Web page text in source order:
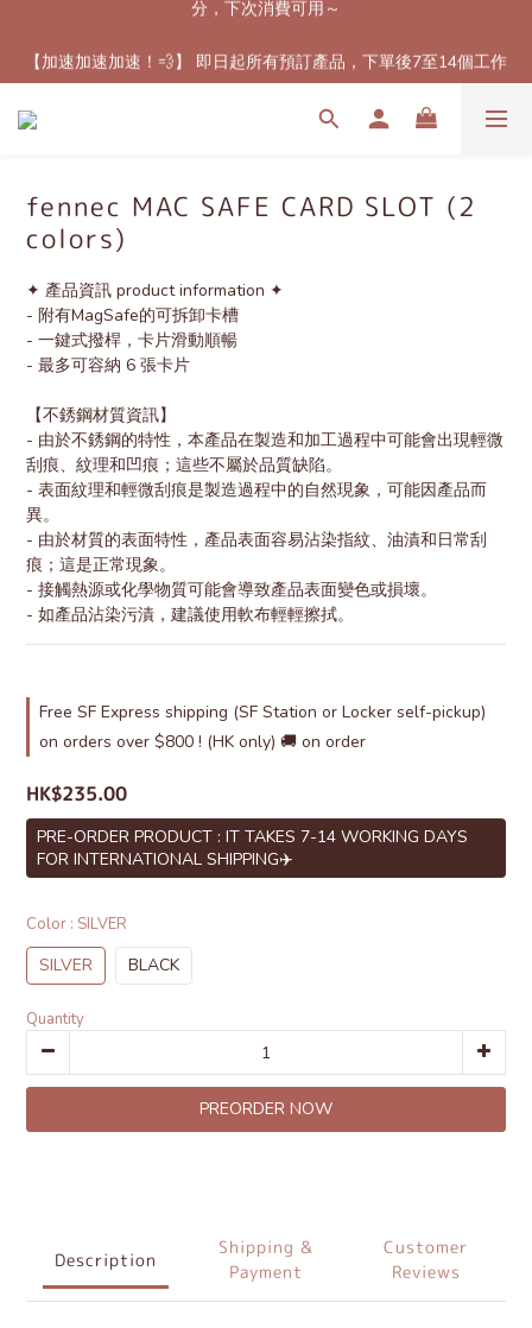
郵費！（只限香港地區）
【加速加速加速！💨】 即日起所有預訂產品，下單後7至14個工作
天內到港！✈️（除了個別官方特定發貨時間產品）
【最新免郵優惠！🚚】滿$800（折扣後總額）包順豐站或櫃自取
fennec MAC SAFE CARD SLOT (2
colors)
✦ 產品資訊 product information ✦
- 附有MagSafe的可拆卸卡槽
- 一鍵式撥桿，卡片滑動順暢
- 最多可容納 6 張卡片
【不銹鋼材質資訊】
- 由於不銹鋼的特性，本產品在製造和加工過程中可能會出現輕微
刮痕、紋理和凹痕；這些不屬於品質缺陷。
- 表面紋理和輕微刮痕是製造過程中的自然現象，可能因產品而
異。
- 由於材質的表面特性，產品表面容易沾染指紋、油漬和日常刮
痕；這是正常現象。
- 接觸熱源或化學物質可能會導致產品表面變色或損壞。
- 如產品沾染污漬，建議使用軟布輕輕擦拭。
Free SF Express shipping (SF Station or Locker self-pickup)
on orders over $800 ! (HK only) 🚚 on order
HK$235.00
PRE-ORDER PRODUCT : IT TAKES 7-14 WORKING DAYS
FOR INTERNATIONAL SHIPPING✈️
Color : SILVER
SILVER BLACK
Quantity
PREORDER NOW
Description
Shipping &
Payment
Customer
Reviews